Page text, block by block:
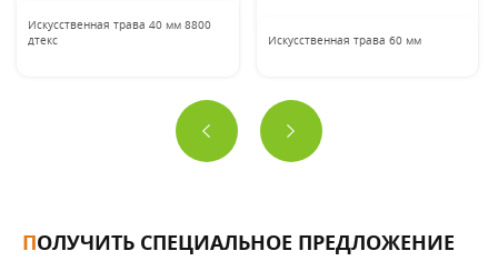
Искусственная трава 40 мм 8800
дтекс
Искусственная трава 60 мм
ПОЛУЧИТЬ СПЕЦИАЛЬНОЕ ПРЕДЛОЖЕНИЕ